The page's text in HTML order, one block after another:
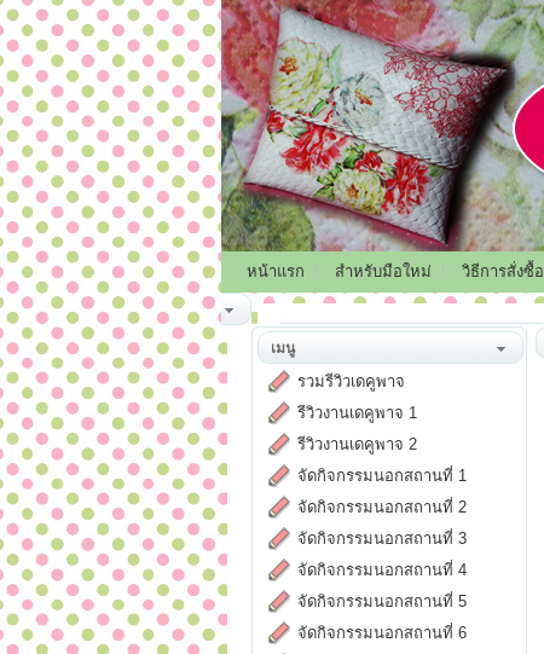
หน้าแรก สำหรับมือใหม่ วิธีการสั่งซื้อ
เมนู
รวมรีวิวเดคูพาจ
รีวิวงานเดคูพาจ 1
รีวิวงานเดคูพาจ 2
จัดกิจกรรมนอกสถานที่ 1
จัดกิจกรรมนอกสถานที่ 2
จัดกิจกรรมนอกสถานที่ 3
จัดกิจกรรมนอกสถานที่ 4
จัดกิจกรรมนอกสถานที่ 5
จัดกิจกรรมนอกสถานที่ 6